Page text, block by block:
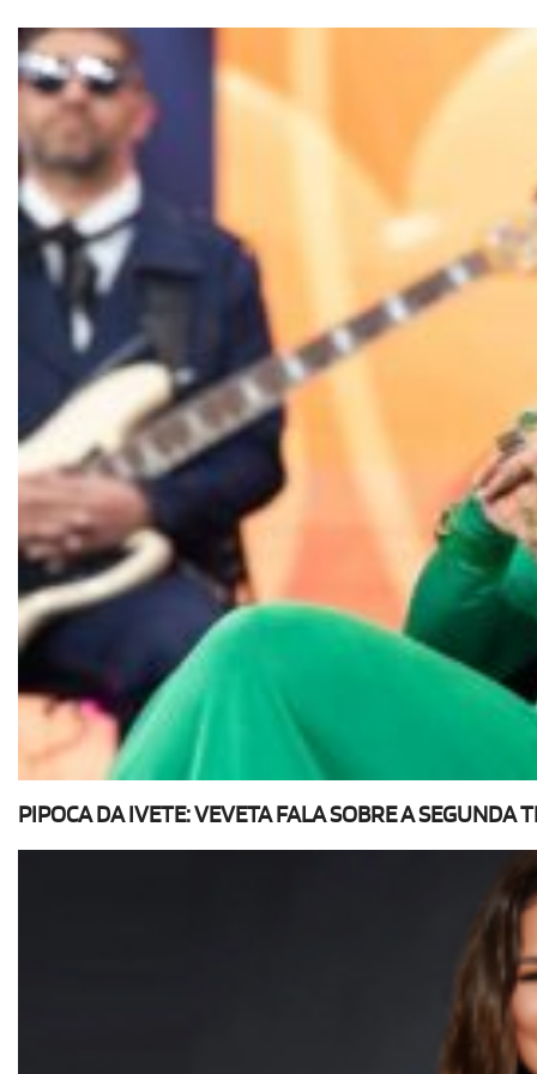
PIPOCA DA IVETE: VEVETA FALA SOBRE A SEGUNDA